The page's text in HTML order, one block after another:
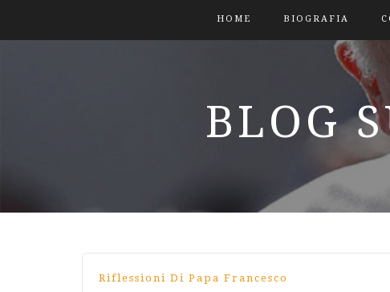
HOME BIOGRAFIA
BLOG
Riflessioni Di Papa Francesco